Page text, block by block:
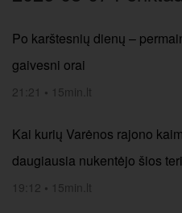
Po karštesnių dienų –
gaivesni orai
21:21 • 15min.lt
Kai kurių Varėnos rajono
daugiausia nukentėjo šios
19:12 • 15min.lt